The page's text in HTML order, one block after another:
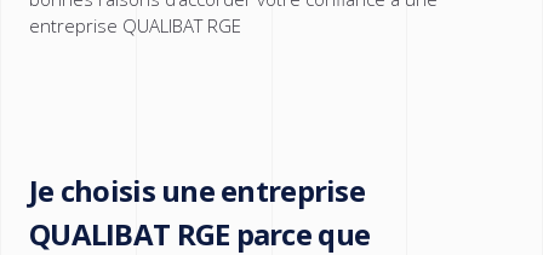
entreprise QUALIBAT RGE
Je choisis une entreprise
QUALIBAT RGE parce que